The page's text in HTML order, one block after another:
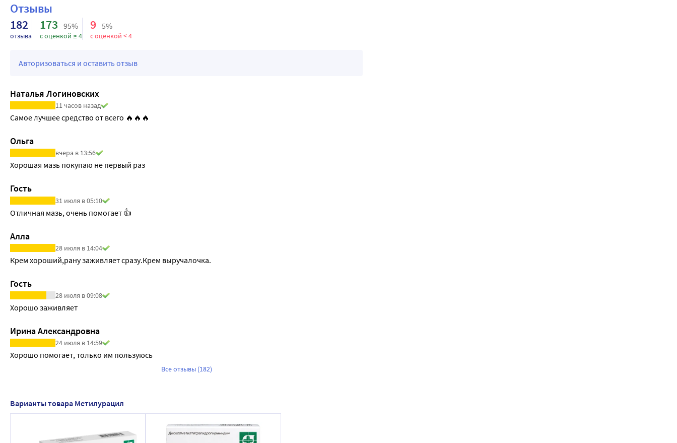
Отзывы
182
отзыва
173 95%
с оценкой ≥ 4
9 5%
с оценкой < 4
Авторизоваться и оставить отзыв
Наталья Логиновских
11 часов назад
Самое лучшее средство от всего 🔥🔥🔥
Ольга
вчера в 13:56
Хорошая мазь покупаю не первый раз
Гость
31 июля в 05:10
Отличная мазь, очень помогает 👍
Алла
28 июля в 14:04
Крем хороший,рану заживляет сразу.Крем выручалочка.
Гость
28 июля в 09:08
Хорошо заживляет
Ирина Александровна
24 июля в 14:59
Хорошо помогает, только им пользуюсь
Все отзывы (182)
Варианты товара Метилурацил